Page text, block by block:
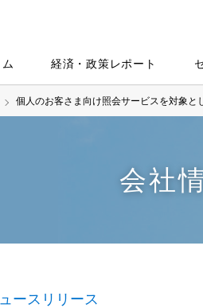
経済・政策レポート
個人のお客さま向け照会サービスを対象と
会社
ースリリース